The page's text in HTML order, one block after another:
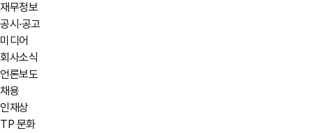
재무정보
공시·공고
미디어
회사소식
언론보도
채용
인재상
TP 문화